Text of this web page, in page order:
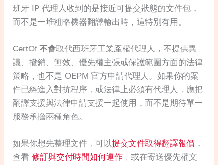
班牙 IP 代理人收到的是接近可提交狀態的文件包，
而不是一堆粗略機器翻譯輸出時，這特別有用。
CertOf不會取代西班牙工業產權代理人，不提供異
議、撤銷、無效、優先權主張或保護範圍方面的法律
策略，也不是 OEPM 官方申請代理人。如果你的案
件已經進入對抗程序，或法律上必須有代理人，應把
翻譯支援與法律申請支援一起使用，而不是期待單一
服務承擔兩種角色。
如果你想先整理文件，可以提交文件取得翻譯報價 ，
查看修訂與交付時間如何運作 ，或在寄送優先權文